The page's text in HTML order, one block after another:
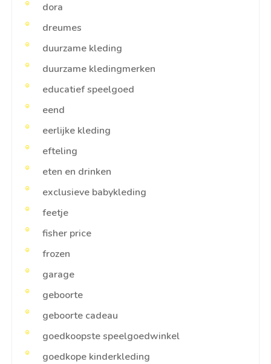
dora
dreumes
duurzame kleding
duurzame kledingmerken
educatief speelgoed
eend
eerlijke kleding
efteling
eten en drinken
exclusieve babykleding
feetje
fisher price
frozen
garage
geboorte
geboorte cadeau
goedkoopste speelgoedwinkel
goedkope kinderkleding